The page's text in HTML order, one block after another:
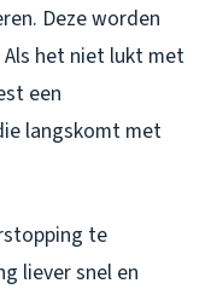
Deze worden
het niet lukt met
een
langskomt met
te
liever snel en